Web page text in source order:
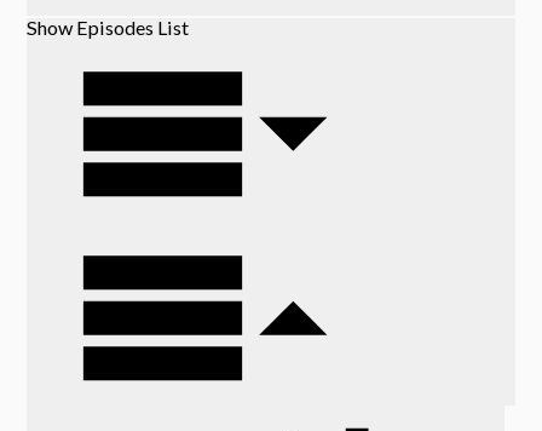
Show Episodes List